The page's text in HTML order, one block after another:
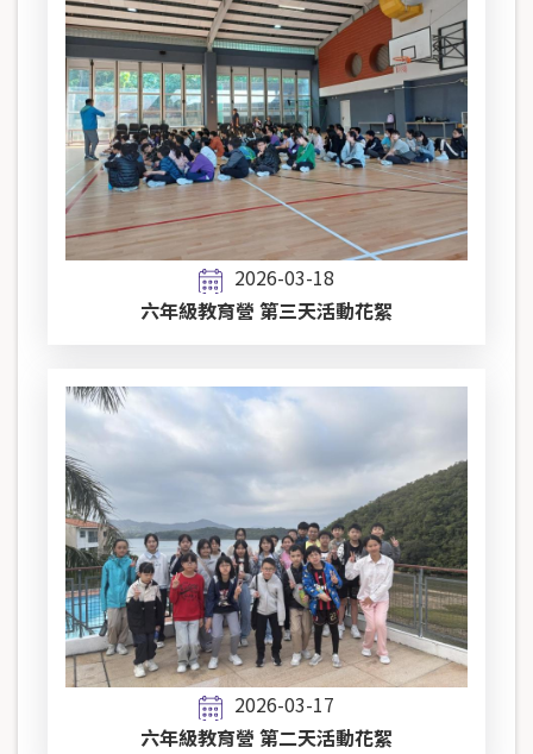
2026-03-18
六年級教育營 第三天活動花絮
2026-03-17
六年級教育營 第二天活動花絮